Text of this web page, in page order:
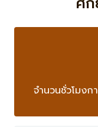
จำนวนชั่วโมง